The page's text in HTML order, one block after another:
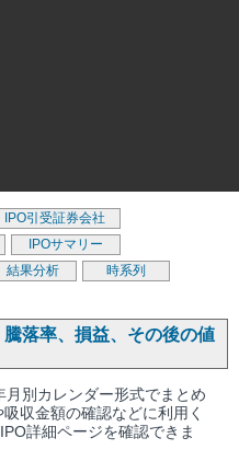
IPO引受証券会社
IPOサマリー
結果分析
時系列
騰落率、損益、その後の値
別カレンダー形式でまとめ
収金額の確認などに利用く
詳細ページを確認できま